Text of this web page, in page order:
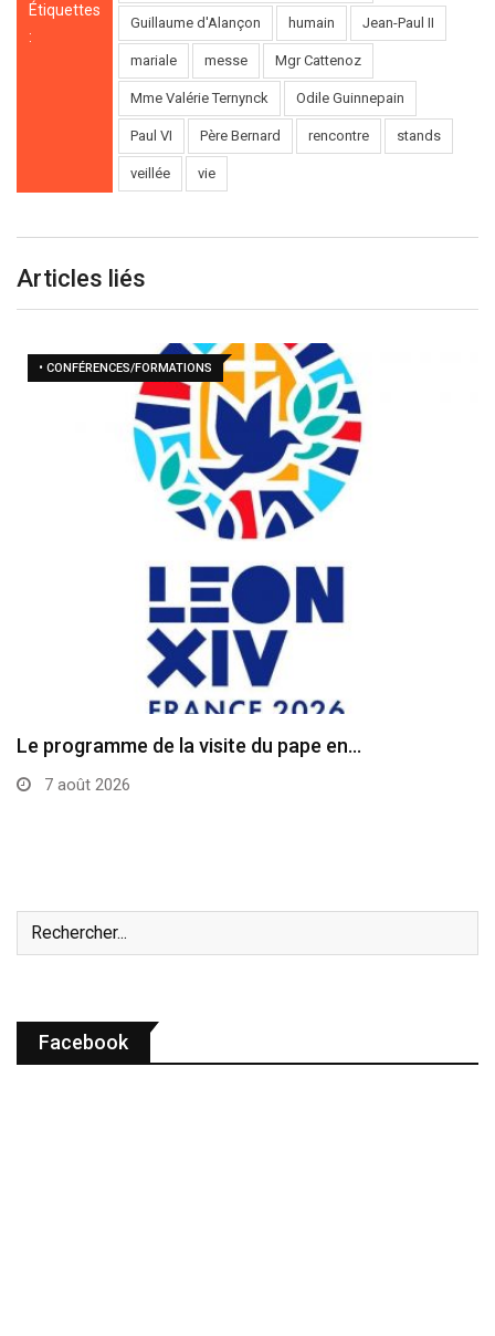
Étiquettes
:
Guillaume d'Alançon humain Jean-Paul II
mariale messe Mgr Cattenoz
Mme Valérie Ternynck Odile Guinnepain
Paul VI Père Bernard rencontre stands
veillée vie
Articles liés
• CONFÉRENCES/FORMATIONS
Le programme de la visite du pape en…
7 août 2026
Facebook